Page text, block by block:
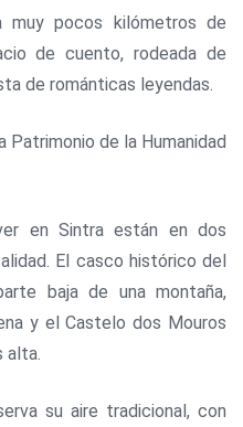
muy pocos kilómetros de
de cuento, rodeada de
de románticas leyendas.
Patrimonio de la Humanidad
en Sintra están en dos
El casco histórico del
baja de una montaña,
y el Castelo dos Mouros
alta.
su aire tradicional, con